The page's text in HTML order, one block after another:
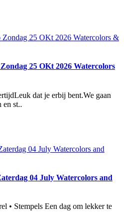
25 OKt 2026 Watercolors
dat je erbij bent.We gaan
en st..
04 July Watercolors and
• Stempels Een dag om lekker te